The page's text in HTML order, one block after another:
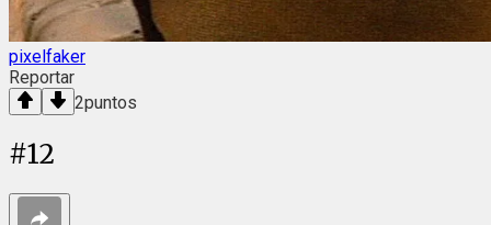
pixelfaker
Reportar
2puntos
#12